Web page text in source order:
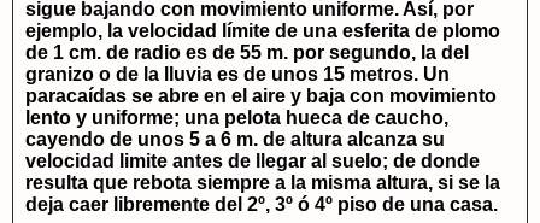
sigue bajando con movimiento uniforme. Así, por
ejemplo, la velocidad límite de una esferita de plomo
de 1 cm. de radio es de 55 m. por segundo, la del
granizo o de la lluvia es de unos 15 metros. Un
paracaídas se abre en el aire y baja con movimiento
lento y uniforme; una pelota hueca de caucho,
cayendo de unos 5 a 6 m. de altura alcanza su
velocidad limite antes de llegar al suelo; de donde
resulta que rebota siempre a la misma altura, si se la
deja caer libremente del 2º, 3º ó 4º piso de una casa.